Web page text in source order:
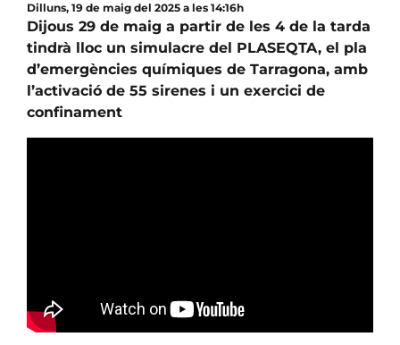
Dilluns, 19 de maig del 2025 a les 14:16h
Dijous 29 de maig a partir de les 4 de la tarda
tindrà lloc un simulacre del PLASEQTA, el pla
d’emergències químiques de Tarragona, amb
l’activació de 55 sirenes i un exercici de
confinament